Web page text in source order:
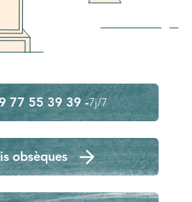
77 55 39 39 -7j/7
obsèques